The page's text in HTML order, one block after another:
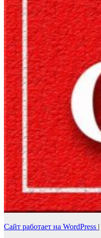
Сайт работает на WordPress |